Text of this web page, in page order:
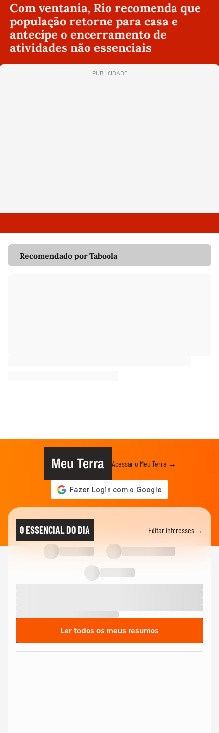
Com ventania, Rio recomenda que
população retorne para casa e
antecipe o encerramento de
atividades não essenciais
PUBLICIDADE
Recomendado por Taboola
Meu Terra Acessar o Meu Terra →
O ESSENCIAL DO DIA Editar interesses →
Ler todos os meus resumos